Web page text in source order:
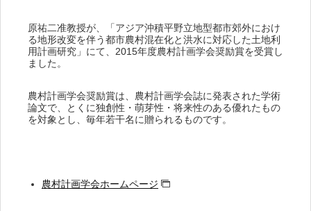
原祐二准教授が、「アジア沖積平野立地型都市郊外におけ
る地形改変を伴う都市農村混在化と洪水に対応した土地利
用計画研究」にて、2015年度農村計画学会奨励賞を受賞し
ました。
農村計画学会奨励賞は、農村計画学会誌に発表された学術
論文で、とくに独創性・萌芽性・将来性のある優れたもの
を対象とし、毎年若干名に贈られるものです。
農村計画学会ホームページ